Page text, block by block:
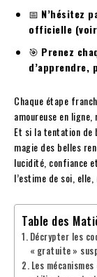
📅 N’hésitez
officielle (voir
🎯 Prenez
d’apprendre,
Chaque étape
amoureuse en
Et si la tentation de
magie des belles
lucidité, confiance
l’estime de soi, elle,
Table des
Décrypter les
« gratuite »
Les